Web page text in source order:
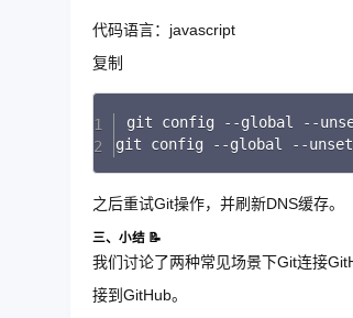
代码语言： javascript
复制
git config --global --
git config
--global --
之后重试Git操作，并刷新DNS缓存。
三、小结 📝
我们讨论了两种常见场景下Git连接
接到GitHub。